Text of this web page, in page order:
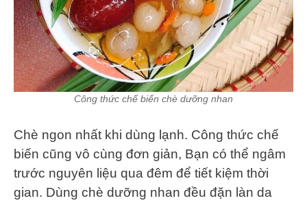
Công thức chế biến chè dưỡng nhan
Chè ngon nhất khi dùng lạnh. Công thức chế
biến cũng vô cùng đơn giản, Bạn có thể ngâm
trước nguyên liệu qua đêm để tiết kiệm thời
gian. Dùng chè dưỡng nhan đều đặn làn da